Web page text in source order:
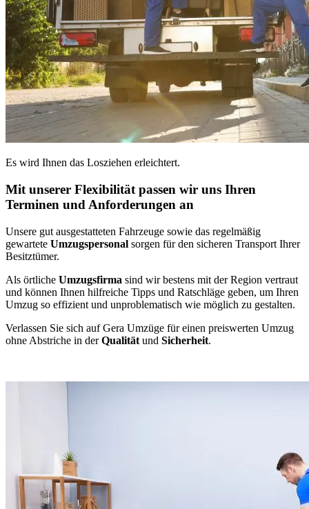
Es wird Ihnen das Losziehen erleichtert.
Mit unserer Flexibilität passen wir uns Ihren
Terminen und Anforderungen an
Unsere gut ausgestatteten Fahrzeuge sowie das regelmäßig
gewartete Umzugspersonal sorgen für den sicheren Transport Ihrer
Besitztümer.
Als örtliche Umzugsfirma sind wir bestens mit der Region vertraut
und können Ihnen hilfreiche Tipps und Ratschläge geben, um Ihren
Umzug so effizient und unproblematisch wie möglich zu gestalten.
Verlassen Sie sich auf Gera Umzüge für einen preiswerten Umzug
ohne Abstriche in derQualität und Sicherheit.